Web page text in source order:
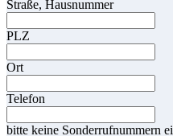
Straße, Hausnummer
PLZ
Ort
Telefon
bitte keine Sonderrufnummern